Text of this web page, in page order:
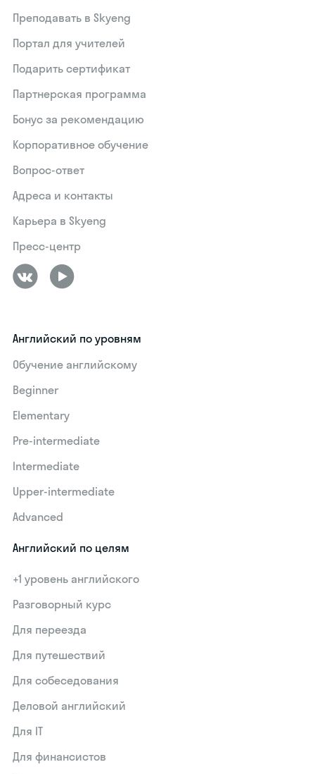
Преподавать в Skyeng
Портал для учителей
Подарить сертификат
Партнерская программа
Бонус за рекомендацию
Корпоративное обучение
Вопрос-ответ
Адреса и контакты
Карьера в Skyeng
Пресс-центр
Английский по уровням
Обучение английскому
Beginner
Elementary
Pre-intermediate
Intermediate
Upper-intermediate
Advanced
Английский по целям
+1 уровень английского
Разговорный курс
Для переезда
Для путешествий
Для собеседования
Деловой английский
Для IT
Для финансистов